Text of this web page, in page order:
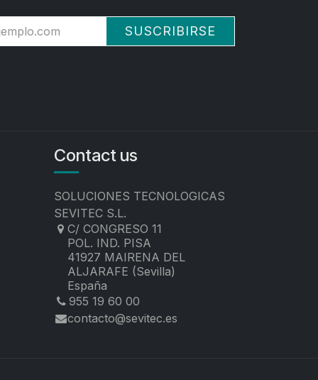
SUSCRIBIRSE
Contact us
SOLUCIONES TECNOLOGICAS
SEVITEC S.L.
C/ CONGRESO 11
POL. IND. PISA
41927 MAIRENA DEL
ALJARAFE (Sevilla)
España
955 19 60 00
contacto@sevitec.es